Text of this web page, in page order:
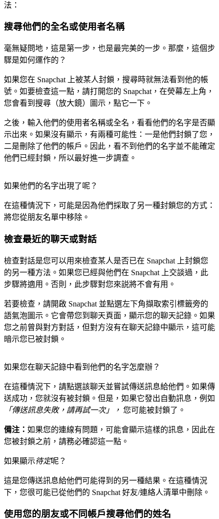
法：
搜尋他們的全名或使用者名稱
毫無疑問地，這是第一步，也是最完美的一步。那麼，這個步
驟是如何運作的？
如果您在 Snapchat 上被某人封鎖，搜尋時就無法看到他的帳
號。如要檢查這一點，請打開您的 Snapchat，在熒幕左上角，
您會看到搜尋（放大鏡）圖示，點它一下。
之後，輸入他們的使用者名稱或全名，看看他們的名字是否顯
示出來。如果沒有顯示，有兩種可能性：一是他們封鎖了您，
二是刪除了他們的帳戶。因此，看不到他們的名字並不能確定
他們已經封鎖，所以最好進一步調查。
如果他們的名字出現了呢？
在這種情況下，可能是因為他們採取了另一種封鎖您的方式：
將您從朋友名單中移除。
檢查最近的聊天或對話
檢查對話是您可以用來檢查某人是否已在 Snapchat 上封鎖您
的另一種方法。如果您已經與他們在 Snapchat 上交談過，此
步驟將適用。否則，此步驟對您來説將不會有用。
若要檢查，請開啟 Snapchat 並點選左下角擷取索引標籤旁的
語氣泡圖示。它會帶您到聊天頁面，顯示您的聊天記錄。如果
您之前曾與對方對話，但對方沒有在聊天記錄中顯示，這可能
暗示您已被封鎖。
如果您在聊天記錄中看到他們的名字怎麼辦？
在這種情況下，請點選該聊天並嘗試傳送訊息給他們。如果傳
送成功，您就沒有被封鎖。但是，如果它發出自動訊息，例如
「傳送訊息失敗，請再試一次」， 您可能被封鎖了。
備注： 如果您的連線有問題，可能會顯示這樣的訊息，因此在
您被封鎖之前，請務必確認這一點。
如果顯示待定呢？
這是您傳送訊息給他們可能得到的另一種結果。在這種情況
下，您很可能已從他們的 Snapchat 好友/連絡人清單中刪除。
使用您的朋友或不同帳戶搜尋他們的姓名